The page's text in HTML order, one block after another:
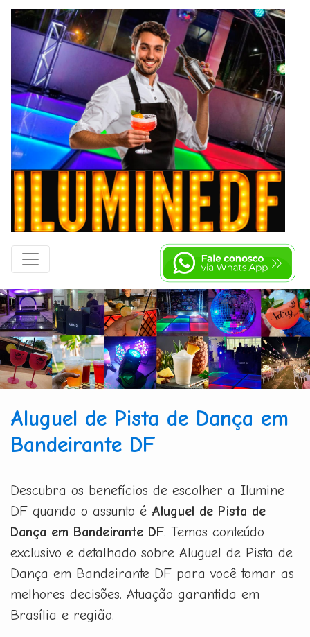
Aluguel de Pista de Dança em
Bandeirante DF
Descubra os benefícios de escolher a Ilumine
DF quando o assunto é Aluguel de Pista de
Dança em Bandeirante DF. Temos conteúdo
exclusivo e detalhado sobre Aluguel de Pista de
Dança em Bandeirante DF para você tomar as
melhores decisões. Atuação garantida em
Brasília e região.